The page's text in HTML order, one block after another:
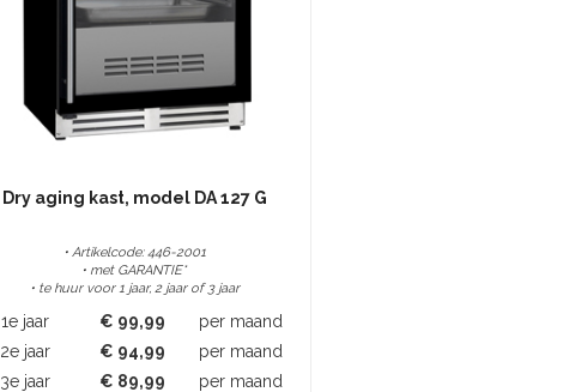
Dry aging kast, model DA 127 G
• Artikelcode: 446-2001
• met GARANTIE*
• te huur voor 1 jaar, 2 jaar of 3 jaar
1e jaar € 99,99
per maand
2e jaar
€ 94,99
per maand
3e jaar
€ 89,99 per maand